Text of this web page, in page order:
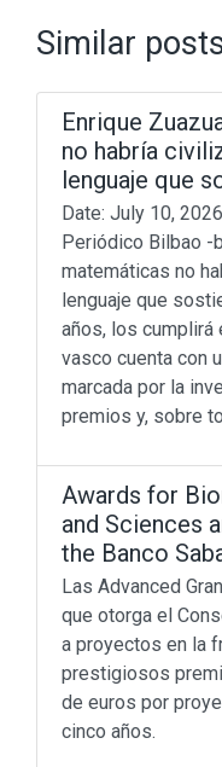
Similar
Enrique
no habría
lenguaje que
Date: July 10,
Periódico Bilbao -
matemáticas no
lenguaje que
años, los cumplirá
vasco cuenta con
marcada por la
premios y, sobre
Awards for
and Sciences
the Banco
Las Advanced
que otorga el
a proyectos en la
prestigiosos
de euros por
cinco años.